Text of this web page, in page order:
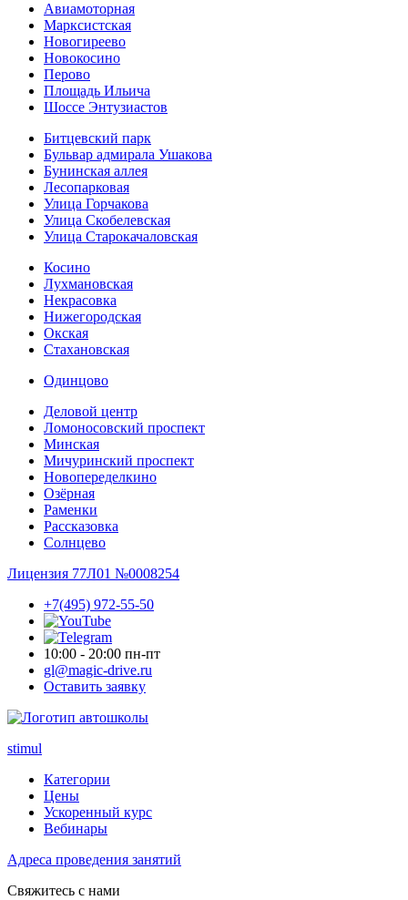
Авиамоторная
Марксистская
Новогиреево
Новокосино
Перово
Площадь Ильича
Шоссе Энтузиастов
Битцевский парк
Бульвар адмирала Ушакова
Бунинская аллея
Лесопарковая
Улица Горчакова
Улица Скобелевская
Улица Старокача­ловская
Косино
Лухмановская
Некрасовка
Нижегородская
Окская
Стахановская
Одинцово
Деловой центр
Ломоносовский проспект
Минская
Мичуринский проспект
Новопере­делкино
Озёрная
Раменки
Рассказовка
Солнцево
Лицензия 77Л01 №0008254
+7(495) 972-55-50
10:00 - 20:00 пн-пт
gl@magic-drive.ru
Оставить заявку
stimul
Категории
Цены
Ускоренный курс
Вебинары
Адреса проведения занятий
Свяжитесь с нами